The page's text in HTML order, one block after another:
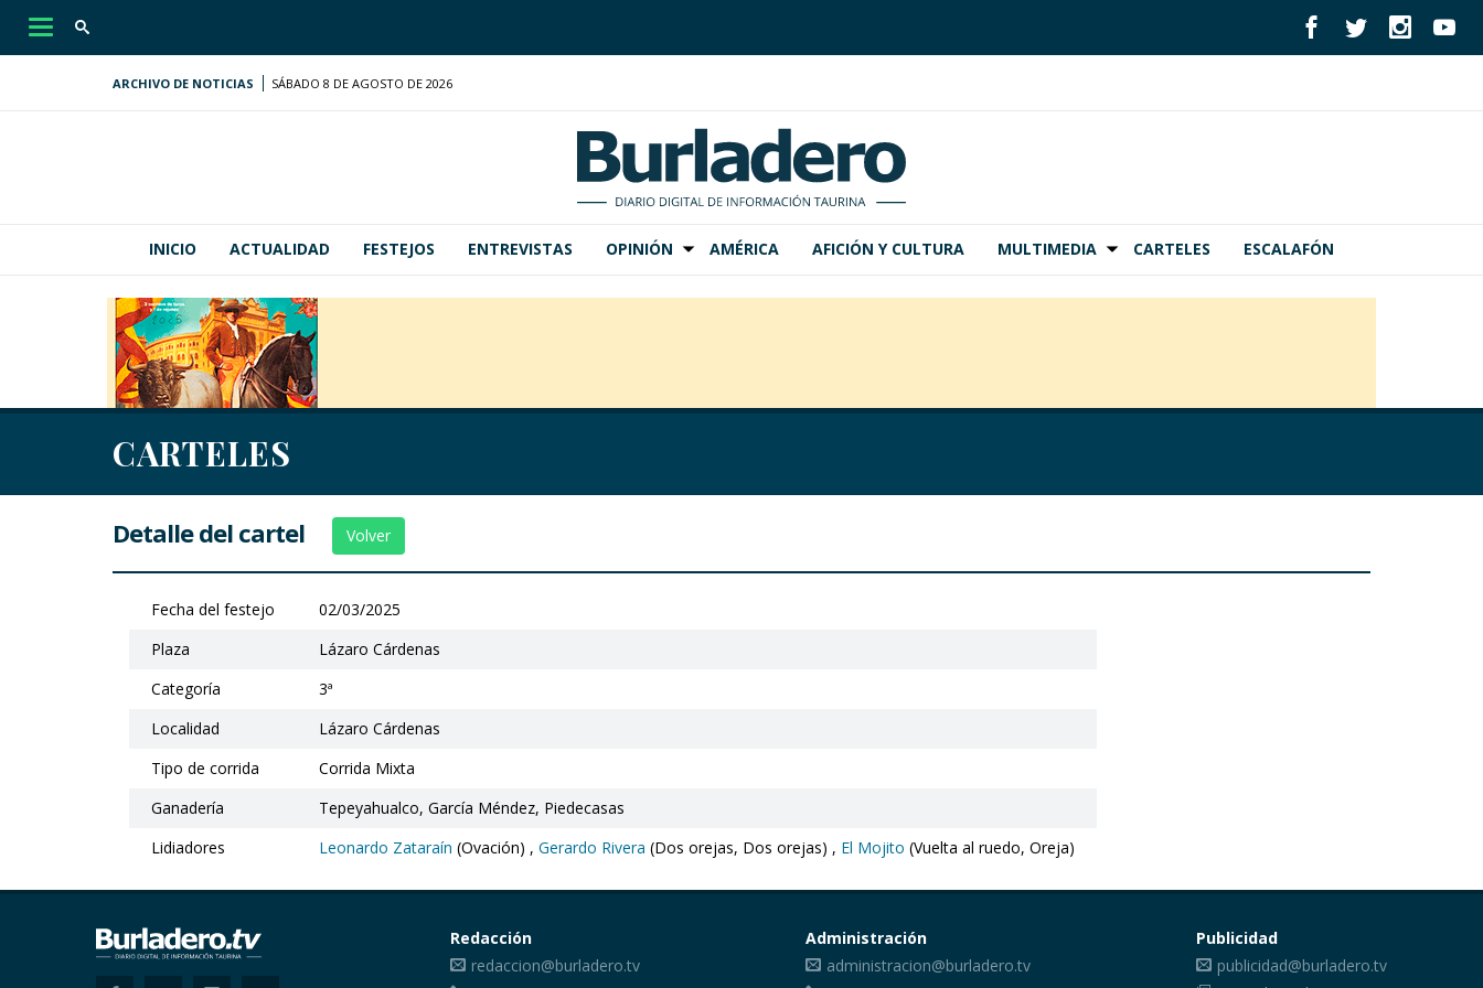
Desplegar
ARCHIVO DE NOTICIAS SÁBADO 8 DE AGOSTO DE 2026
INICIO ACTUALIDAD FESTEJOS ENTREVISTAS OPINIÓN AMÉRICA AFICIÓN Y CULTURA MULTIMEDIA CARTELES ESCALAFÓN
CARTELES
Detalle del cartel Volver
Fecha del festejo
02/03/2025
Plaza
Lázaro Cárdenas
Categoría
3ª
Localidad
Lázaro Cárdenas
Tipo de corrida
Corrida Mixta
Ganadería
Tepeyahualco, García Méndez, Piedecasas
Lidiadores
Leonardo Zataraín (Ovación) , Gerardo Rivera (Dos orejas, Dos orejas) , El Mojito (Vuelta al ruedo, Oreja)
Redacción
redaccion@burladero.tv
Administración
administracion@burladero.tv
Publicidad
publicidad@burladero.tv